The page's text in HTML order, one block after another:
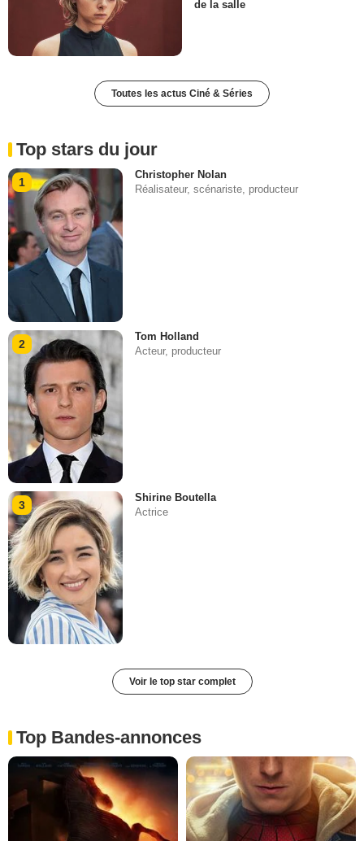
de la salle
Toutes les actus Ciné & Séries
Top stars du jour
1
Christopher Nolan
Réalisateur, scénariste, producteur
2
Tom Holland
Acteur, producteur
3
Shirine Boutella
Actrice
Voir le top star complet
Top Bandes-annonces